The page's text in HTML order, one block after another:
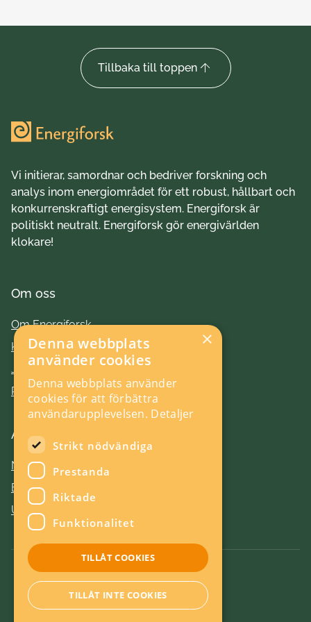
Tillbaka till toppen
Vi initierar, samordnar och bedriver forskning och
analys inom energiområdet för ett robust, hållbart och
konkurrenskraftigt energisystem. Energiforsk är
politiskt neutralt. Energiforsk gör energivärlden
klokare!
Om oss
Om Energiforsk
Kontakt
Jobba hos oss
Press
Aktuellt
Nyheter
Evenemang
Utlysningar
Om kakor
Energieffektiv webb
×
Denna webbplats
använder cookies
Denna webbplats använder
cookies för att förbättra
användarupplevelsen. Detaljer
Strikt nödvändiga
Prestanda
Riktade
Funktionalitet
TILLÅT COOKIES
TILLÅT INTE COOKIES